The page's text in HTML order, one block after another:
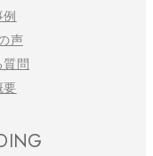
例
声
質問
要